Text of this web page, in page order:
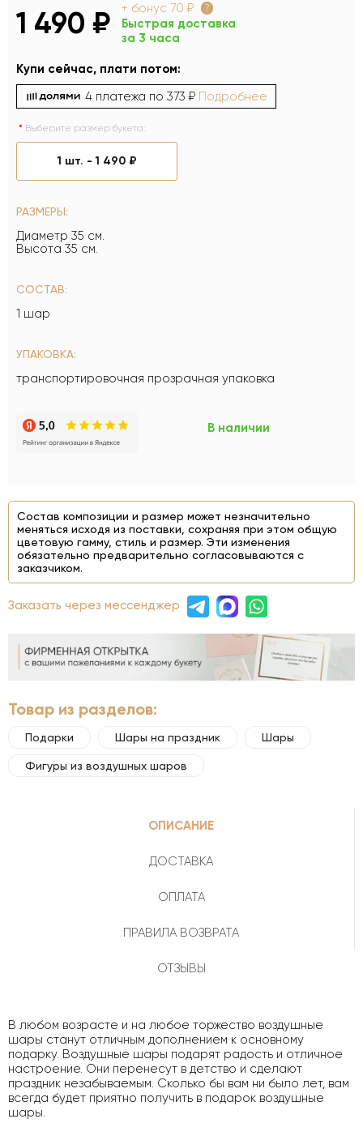
1 490 ₽ + бонус 70 ₽ ?
Быстрая доставка
за 3 часа
Купи сейчас, плати потом:
4 платежа по 373 ₽ Подробнее
Выберите размер букета:
1 шт. -1 490 ₽
РАЗМЕРЫ:
Диаметр 35 см.
Высота 35 см.
СОСТАВ:
1 шар
УПАКОВКА:
транспортировочная прозрачная упаковка
В наличии
Состав композиции и размер может незначительно
меняться исходя из поставки, сохраняя при этом общую
цветовую гамму, стиль и размер. Эти изменения
обязательно предварительно согласовываются с
заказчиком.
Заказать через мессенджер
Товар из разделов:
Подарки Шары на праздник Шары
Фигуры из воздушных шаров
ОПИСАНИЕ
ДОСТАВКА
ОПЛАТА
ПРАВИЛА ВОЗВРАТА
ОТЗЫВЫ
В любом возрасте и на любое торжество воздушные
шары станут отличным дополнением к основному
подарку. Воздушные шары подарят радость и отличное
настроение. Они перенесут в детство и сделают
праздник незабываемым. Сколько бы вам ни было лет, вам
всегда будет приятно получить в подарок воздушные
шары.